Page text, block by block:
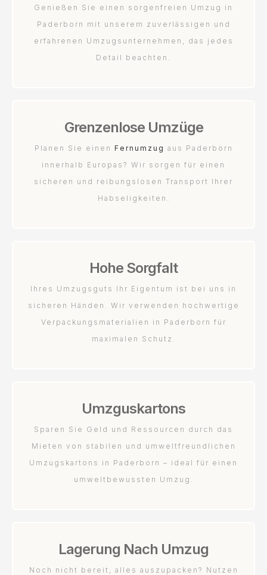
Genießen Sie einen sorgenfreien Umzug in
Paderborn mit unserem zuverlässigen und
erfahrenen Umzugsunternehmen, das jedes
Detail beachten.
Grenzenlose Umzüge
Planen Sie einen Fernumzug aus Paderborn
innerhalb Europas? Wir sorgen für einen
sicheren und reibungslosen Transport Ihrer
Habseligkeiten.
Hohe Sorgfalt
Ihres Umzugsguts Ihr Eigentum ist bei uns in
sicheren Händen. Wir verwenden hochwertige
Verpackungsmaterialien in Paderborn für
maximalen Schutz.
Umzguskartons
Sparen Sie Geld und Ressourcen durch das
Mieten von stabilen und umweltfreundlichen
Umzugskartons in Paderborn – ideal für einen
umweltbewussten Umzug.
Lagerung Nach Umzug
Noch nicht bereit, alles auszupacken? Nutzen